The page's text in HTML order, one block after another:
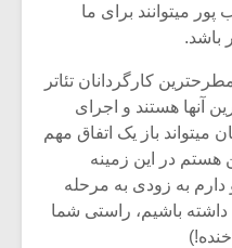
پور میتوانند برای ما
باشد.
کارگردانان تئاتر
آنها هستند و اجرای
میتواند باز یک اتفاق مهم
هستم در این زمینه
دارم به زودی به مرحله
باشیم، راستی شما